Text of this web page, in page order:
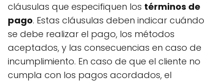
cláusulas que especifiquen los términos de
pago. Estas cláusulas deben indicar cuándo
se debe realizar el pago, los métodos
aceptados, y las consecuencias en caso de
incumplimiento. En caso de que el cliente no
cumpla con los pagos acordados, el